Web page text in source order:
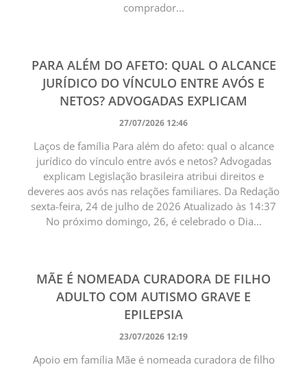
comprador...
PARA ALÉM DO AFETO: QUAL O ALCANCE
JURÍDICO DO VÍNCULO ENTRE AVÓS E
NETOS? ADVOGADAS EXPLICAM
27/07/2026 12:46
Laços de família Para além do afeto: qual o alcance
jurídico do vínculo entre avós e netos? Advogadas
explicam Legislação brasileira atribui direitos e
deveres aos avós nas relações familiares. Da Redação
sexta-feira, 24 de julho de 2026 Atualizado às 14:37
No próximo domingo, 26, é celebrado o Dia...
MÃE É NOMEADA CURADORA DE FILHO
ADULTO COM AUTISMO GRAVE E
EPILEPSIA
23/07/2026 12:19
Apoio em família Mãe é nomeada curadora de filho